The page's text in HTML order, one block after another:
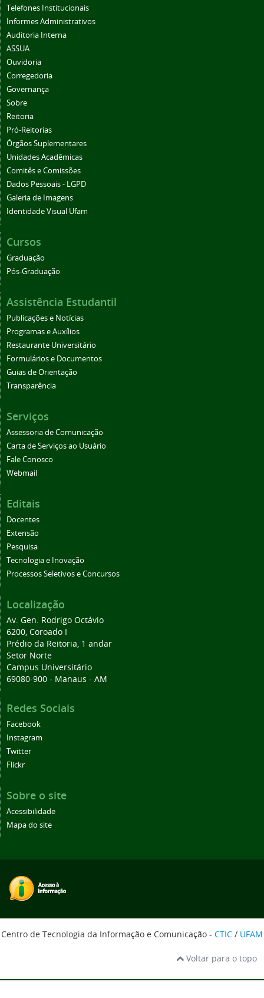
Telefones Institucionais
Informes Administrativos
Auditoria Interna
ASSUA
Ouvidoria
Corregedoria
Governança
Sobre
Reitoria
Pró-Reitorias
Órgãos Suplementares
Unidades Acadêmicas
Comitês e Comissões
Dados Pessoais - LGPD
Galeria de Imagens
Identidade Visual Ufam
Cursos
Graduação
Pós-Graduação
Assistência Estudantil
Publicações e Notícias
Programas e Auxílios
Restaurante Universitário
Formulários e Documentos
Guias de Orientação
Transparência
Serviços
Assessoria de Comunicação
Carta de Serviços ao Usuário
Fale Conosco
Webmail
Editais
Docentes
Extensão
Pesquisa
Tecnologia e Inovação
Processos Seletivos e Concursos
Localização
Av. Gen. Rodrigo Octávio
6200, Coroado I
Prédio da Reitoria, 1 andar
Setor Norte
Campus Universitário
69080-900 - Manaus - AM
Redes Sociais
Facebook
Instagram
Twitter
Flickr
Sobre o site
Acessibilidade
Mapa do site
Centro de Tecnologia da Informação e Comunicação - CTIC / UFAM
Voltar para o topo